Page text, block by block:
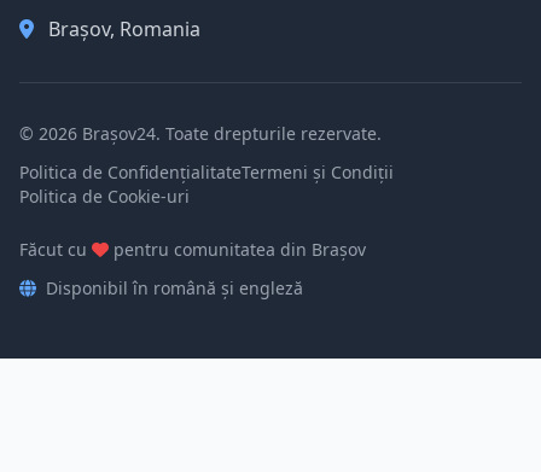
Brașov, Romania
© 2026 Brașov24. Toate drepturile rezervate.
Politica de ConfidențialitateTermeni și Condiții
Politica de Cookie-uri
Făcut cu
pentru comunitatea din Brașov
Disponibil în română și engleză